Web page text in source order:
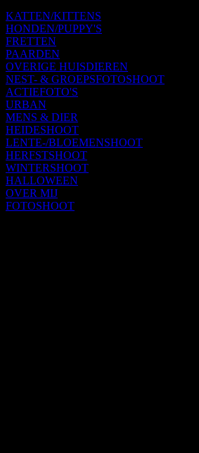
KATTEN/KITTENS
HONDEN/PUPPY'S
FRETTEN
PAARDEN
OVERIGE HUISDIEREN
NEST- & GROEPSFOTOSHOOT
ACTIEFOTO'S
URBAN
MENS & DIER
HEIDESHOOT
LENTE-/BLOEMENSHOOT
HERFSTSHOOT
WINTERSHOOT
HALLOWEEN
OVER MIJ
FOTOSHOOT